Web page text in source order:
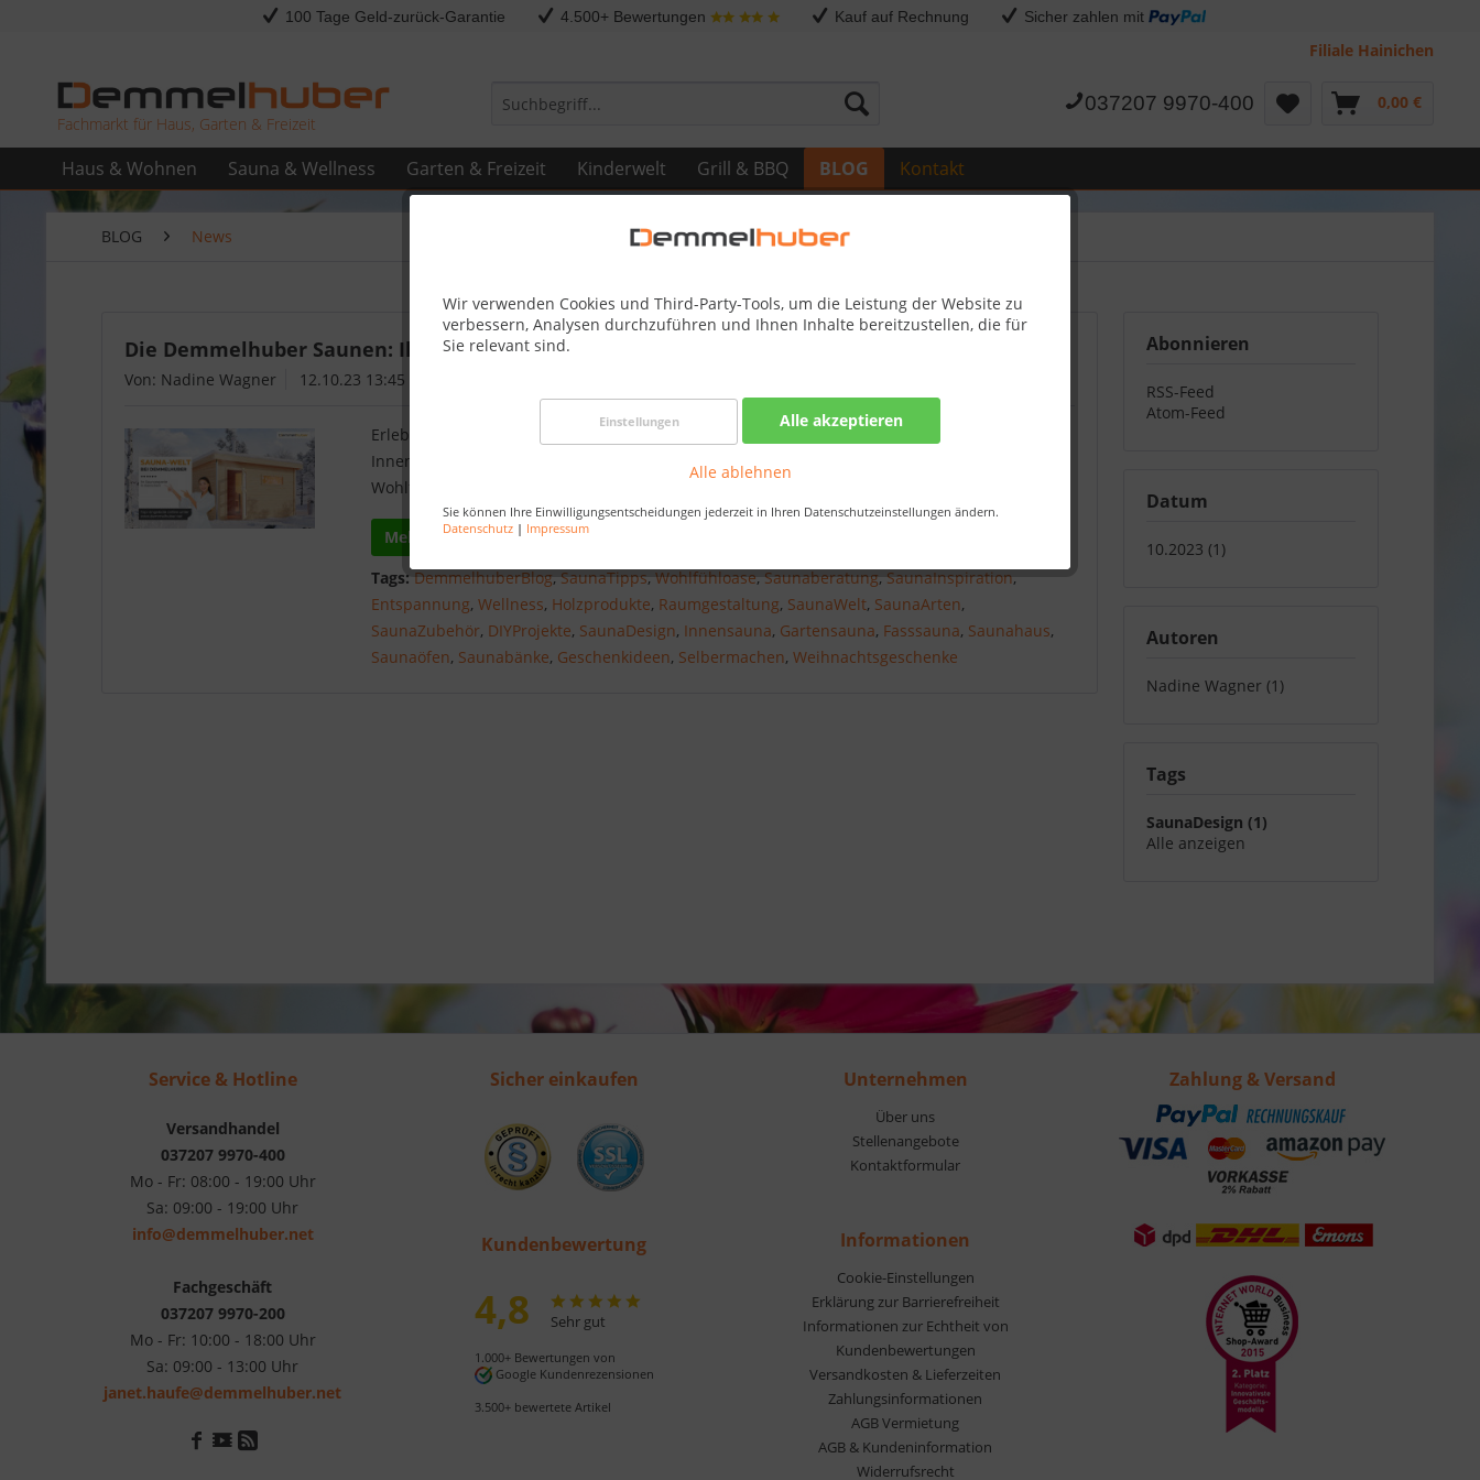
100 Tage Geld-zurück-Garantie 4.500+ Bewertungen Kauf auf Rechnung Sicher zahlen mit
Filiale Hainichen
Fachmarkt für Haus, Garten & Freizeit
037207 9970-400 0,00 €
Haus & Wohnen Sauna & Wellness Garten & Freizeit Kinderwelt Grill & BBQ BLOG Kontakt
Wir verwenden Cookies und Third-Party-Tools, um die Leistung der Website zu
verbessern, Analysen durchzuführen und Ihnen Inhalte bereitzustellen, die für
Sie relevant sind.
Einstellungen Alle akzeptieren
Alle ablehnen
Sie können Ihre Einwilligungsentscheidungen jederzeit in Ihren Datenschutzeinstellungen ändern.
Datenschutz | Impressum
BLOG News
Abonnieren
RSS-Feed
Atom-Feed
Datum
10.2023 (1)
Autoren
Nadine Wagner (1)
Tags
SaunaDesign (1)
Alle anzeigen
Die Demmelhuber Saunen: Ihr Schlüssel zur Entspannung
Von: Nadine Wagner 12.10.23 13:45
Erleben Sie ultimative Entspannung mit Demmelhuber Saunen - Kaufen Sie hochwertige
Innensaunen, Gartensaunen, Fasssaunen und Saunazubehör, um Ihre persönliche
Wohlfühloase zu schaffen.
Mehr lesen
Tags: DemmelhuberBlog,SaunaTipps,Wohlfühloase,Saunaberatung,SaunaInspiration,
Entspannung,Wellness, Holzprodukte, Raumgestaltung, SaunaWelt, SaunaArten,
SaunaZubehör, DIYProjekte, SaunaDesign, Innensauna, Gartensauna, Fasssauna, Saunahaus,
Saunaöfen, Saunabänke, Geschenkideen, Selbermachen,Weihnachtsgeschenke
Service & Hotline
Versandhandel
037207 9970-400
Mo - Fr: 08:00 - 19:00 Uhr
Sa: 09:00 - 19:00 Uhr
info@demmelhuber.net
Fachgeschäft
037207 9970-200
Mo - Fr: 10:00 - 18:00 Uhr
Sa: 09:00 - 13:00 Uhr
janet.haufe@demmelhuber.net
Sicher einkaufen
Kundenbewertung
4,8 Sehr gut
1.000+ Bewertungen von
Google Kundenrezensionen
3.500+ bewertete Artikel
Unternehmen
Über uns
Stellenangebote
Kontaktformular
Informationen
Cookie-Einstellungen
Erklärung zur Barrierefreiheit
Informationen zur Echtheit von
Kundenbewertungen
Versandkosten & Lieferzeiten
Zahlungsinformationen
AGB Vermietung
AGB & Kundeninformation
Widerrufsrecht
Zahlung & Versand